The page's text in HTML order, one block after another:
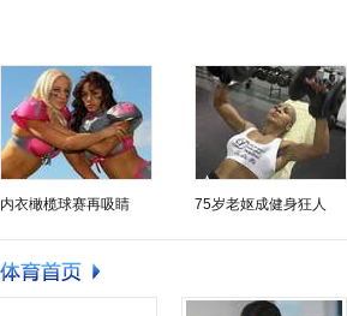
内衣橄榄球赛再吸睛 75岁老妪成健身狂人